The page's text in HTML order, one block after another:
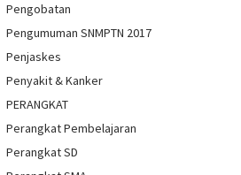
Pengobatan
Pengumuman SNMPTN 2017
Penjaskes
Penyakit & Kanker
PERANGKAT
Perangkat Pembelajaran
Perangkat SD